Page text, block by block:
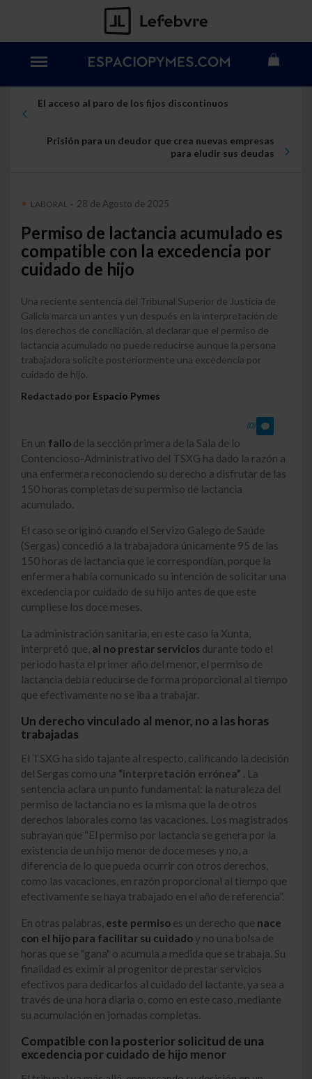
El acceso al paro de los fijos discontinuos
Prisión para un deudor que crea nuevas empresas
para eludir sus deudas
LABORAL - 28 de Agosto de 2025
Permiso de lactancia acumulado es
compatible con la excedencia por
cuidado de hijo
Una reciente sentencia del Tribunal Superior de Justicia de
Galicia marca un antes y un después en la interpretación de
los derechos de conciliación, al declarar que el permiso de
lactancia acumulado no puede reducirse aunque la persona
trabajadora solicite posteriormente una excedencia por
cuidado de hijo.
Redactado por Espacio Pymes
(0)
En un fallo de la sección primera de la Sala de lo
Contencioso-Administrativo del TSXG ha dado la razón a
una enfermera reconociendo su derecho a disfrutar de las
150 horas completas de su permiso de lactancia
acumulado.
El caso se originó cuando el Servizo Galego de Saúde
(Sergas) concedió a la trabajadora únicamente 95 de las
150 horas de lactancia que le correspondían, porque la
enfermera había comunicado su intención de solicitar una
excedencia por cuidado de su hijo antes de que este
cumpliese los doce meses.
La administración sanitaria, en este caso la Xunta,
interpretó que, al no prestar servicios durante todo el
periodo hasta el primer año del menor, el permiso de
lactancia debía reducirse de forma proporcional al tiempo
que efectivamente no se iba a trabajar.
Un derecho vinculado al menor, no a las horas
trabajadas
El TSXG ha sido tajante al respecto, calificando la decisión
del Sergas como una “interpretación errónea” . La
sentencia aclara un punto fundamental: la naturaleza del
permiso de lactancia no es la misma que la de otros
derechos laborales como las vacaciones. Los magistrados
subrayan que “El permiso por lactancia se genera por la
existencia de un hijo menor de doce meses y no, a
diferencia de lo que pueda ocurrir con otros derechos,
como las vacaciones, en razón proporcional al tiempo que
efectivamente se haya trabajado en el año de referencia”.
En otras palabras, este permiso es un derecho que nace
con el hijo para facilitar su cuidadoy no una bolsa de
horas que se "gana" o acumula a medida que se trabaja. Su
finalidad es eximir al progenitor de prestar servicios
efectivos para dedicarlos al cuidado del lactante, ya sea a
través de una hora diaria o, como en este caso, mediante
su acumulación en jornadas completas.
Compatible con la posterior solicitud de una
excedencia por cuidado de hijo menor